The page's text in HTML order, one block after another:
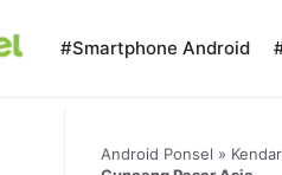
#Smartphone Android
Android Ponsel »